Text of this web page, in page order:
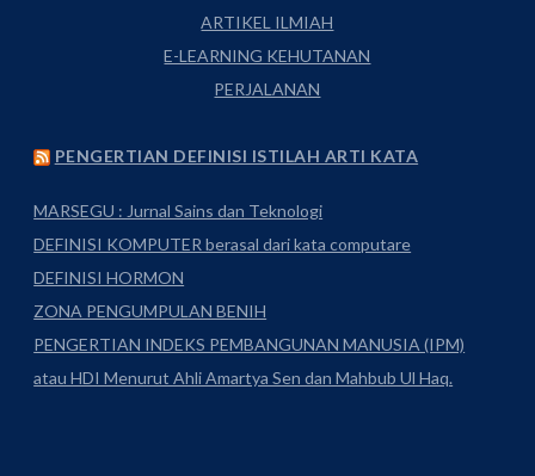
ARTIKEL ILMIAH
E-LEARNING KEHUTANAN
PERJALANAN
PENGERTIAN DEFINISI ISTILAH ARTI KATA
MARSEGU : Jurnal Sains dan Teknologi
DEFINISI KOMPUTER berasal dari kata computare
DEFINISI HORMON
ZONA PENGUMPULAN BENIH
PENGERTIAN INDEKS PEMBANGUNAN MANUSIA (IPM)
atau HDI Menurut Ahli Amartya Sen dan Mahbub Ul Haq.